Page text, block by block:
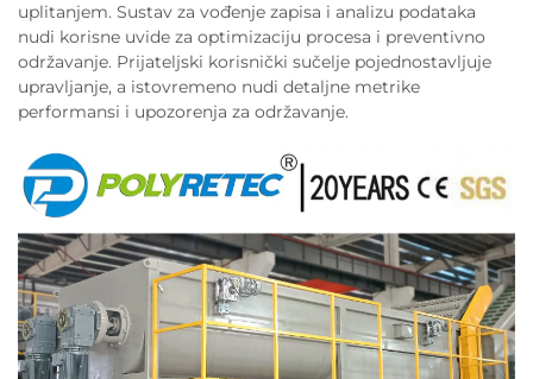
uplitanjem. Sustav za vođenje zapisa i analizu podataka
nudi korisne uvide za optimizaciju procesa i preventivno
održavanje. Prijateljski korisnički sučelje pojednostavljuje
upravljanje, a istovremeno nudi detaljne metrike
performansi i upozorenja za održavanje.